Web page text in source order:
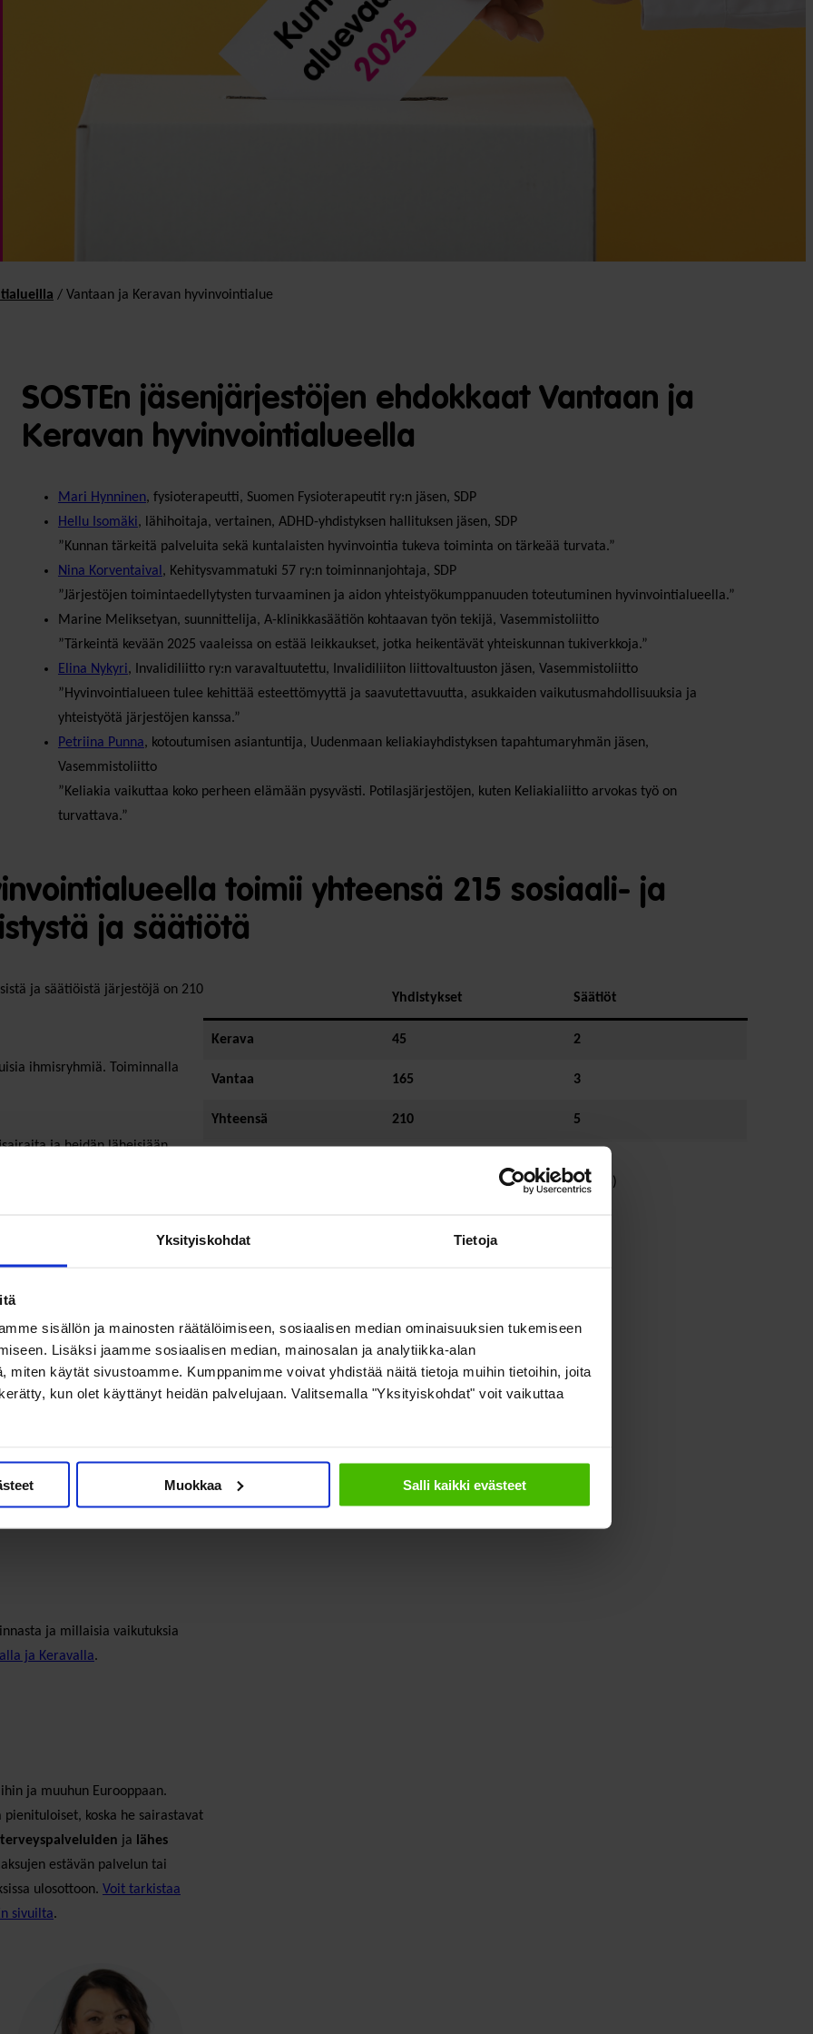
Yksityiskohdat Tietoja
sisällön ja mainosten räätälöimiseen, sosiaalisen median ominaisuuksien tukemiseen
Lisäksi jaamme sosiaalisen median, mainosalan ja analytiikka-alan
miten käytät sivustoamme. Kumppanimme voivat yhdistää näitä tietoja muihin tietoihin, joita
kun olet käyttänyt heidän palvelujaan. Valitsemalla "Yksityiskohdat" voit vaikuttaa
Muokkaa Salli kaikki evästeet
/ Vantaan ja Keravan hyvinvointialue
SOSTEn jäsenjärjestöjen ehdokkaat Vantaan ja
Keravan hyvinvointialueella
Mari Hynninen, fysioterapeutti, Suomen Fysioterapeutit ry:n jäsen, SDP
Hellu Isomäki, lähihoitaja, vertainen, ADHD-yhdistyksen hallituksen jäsen, SDP
”Kunnan tärkeitä palveluita sekä kuntalaisten hyvinvointia tukeva toiminta on tärkeää turvata.”
Nina Korventaival , Kehitysvammatuki 57 ry:n toiminnanjohtaja, SDP
”Järjestöjen toimintaedellytysten turvaaminen ja aidon yhteistyökumppanuuden toteutuminen hyvinvointialueella.”
Marine Meliksetyan, suunnittelija, A-klinikkasäätiön kohtaavan työn tekijä, Vasemmistoliitto
”Tärkeintä kevään 2025 vaaleissa on estää leikkaukset, jotka heikentävät yhteiskunnan tukiverkkoja.”
Elina Nykyri, Invalidiliitto ry:n varavaltuutettu, Invalidiliiton liittovaltuuston jäsen, Vasemmistoliitto
”Hyvinvointialueen tulee kehittää esteettömyyttä ja saavutettavuutta, asukkaiden vaikutusmahdollisuuksia ja
yhteistyötä järjestöjen kanssa.”
Petriina Punna, kotoutumisen asiantuntija, Uudenmaan keliakiayhdistyksen tapahtumaryhmän jäsen,
Vasemmistoliitto
”Keliakia vaikuttaa koko perheen elämään pysyvästi. Potilasjärjestöjen, kuten Keliakialiitto arvokas työ on
turvattava.”
toimii yhteensä 215 sosiaali- ja
ja säätiötä
ja säätiöistä järjestöjä on 210
ihmisryhmiä. Toiminnalla
ja heidän läheisiään
hyvinvointialueelta
ja
toimintakyvyn
sektorilla, inhimillisen
ja millaisia vaikutuksia
ja Keravalla.
ja muuhun Eurooppaan.
koska he sairastavat
terveyspalveluiden ja lähes
estävän palvelun tai
ulosottoon. Voit tarkistaa
sivuilta.
Yhdistykset Säätiöt
Kerava 45 2
Vantaa 165 3
Yhteensä 210 5
Lähde: PRH:n yhdistysrekisteri ja säätiörekisteri, SPR (tammikuu 2025)